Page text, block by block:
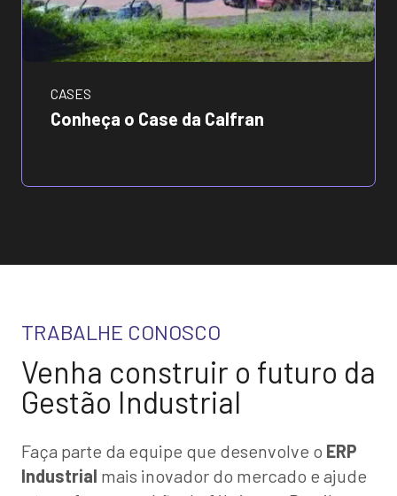
CASES
Conheça o Case da Calfran
TRABALHE CONOSCO
Venha construir o futuro da
Gestão Industrial
Faça parte da equipe que desenvolve o ERP
Industrial mais inovador do mercado e ajude